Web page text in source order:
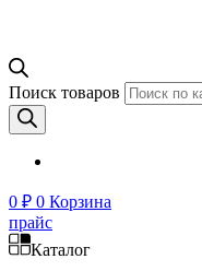
Поиск товаров
0 ₽ 0 Корзина
прайс
Каталог